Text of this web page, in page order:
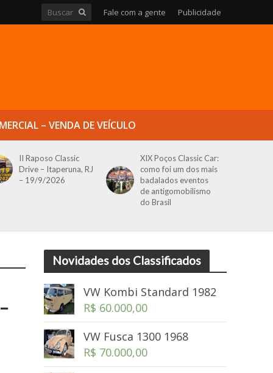
Fale com a gente Publicidade
– VENDA DE VEÍCULO
II Raposo Classic
Drive – Itaperuna, RJ
– 19/9/2026
XIX Poços Classic Car:
como foi um dos mais
badalados eventos
de antigomobilismo
do Brasil
Novidades dos Classificados
VW Kombi Standard 1982
R$ 60.000,00
VW Fusca 1300 1968
R$ 70.000,00